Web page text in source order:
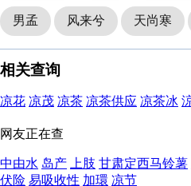
男孟 风来兮 天尚寒
相关查询
凉花 凉茂 凉茶 凉茶供应 凉茶冰
网友正在查
中由水 岛产 上肢 甘肃定西马铃薯
伏险 易吸收性 加環 凉节